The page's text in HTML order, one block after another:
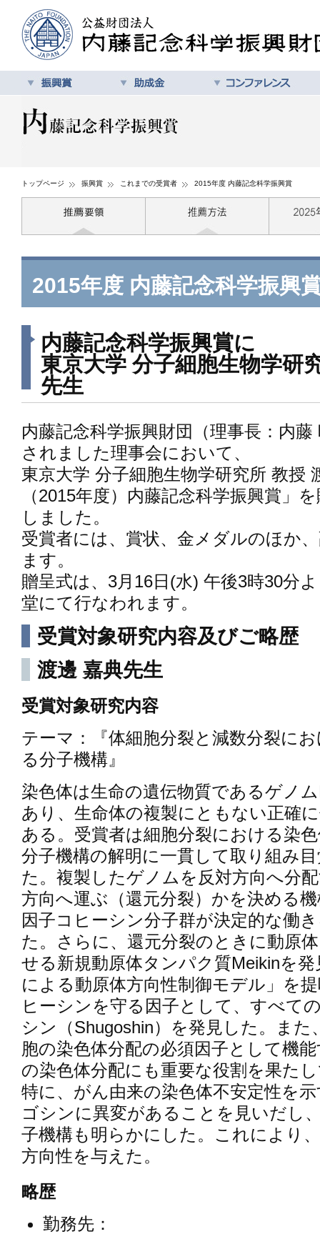
トップページ 振興賞 これまでの受賞者 2015年度 内藤記念科学振興賞
2015年度 内藤記念科学振興
内藤記念科学振興賞に
東京大学 分子細胞生物学
先生
内藤記念科学振興財団（理事長：内
されました理事会において、
東京大学 分子細胞生物学研究所 教授
（2015年度）内藤記念科学振興賞」
しました。
受賞者には、賞状、金メダルのほか
ます。
贈呈式は、3月16日(水) 午後3時30分
堂にて行なわれます。
受賞対象研究内容及びご略歴
渡邊 嘉典先生
受賞対象研究内容
テーマ：『体細胞分裂と減数分裂に
る分子機構』
染色体は生命の遺伝物質であるゲノ
あり、生命体の複製にともない正確
ある。受賞者は細胞分裂における染
分子機構の解明に一貫して取り組み
た。複製したゲノムを反対方向へ分
方向へ運ぶ（還元分裂）かを決める
因子コヒーシン分子群が決定的な働
た。さらに、還元分裂のときに動原
せる新規動原体タンパク質Meikinを
による動原体方向性制御モデル」を
ヒーシンを守る因子として、すべて
シン（Shugoshin）を発見した。ま
胞の染色体分配の必須因子として機
の染色体分配にも重要な役割を果た
特に、がん由来の染色体不安定性を
ゴシンに異変があることを見いだし
子機構も明らかにした。これにより
方向性を与えた。
略歴
勤務先：